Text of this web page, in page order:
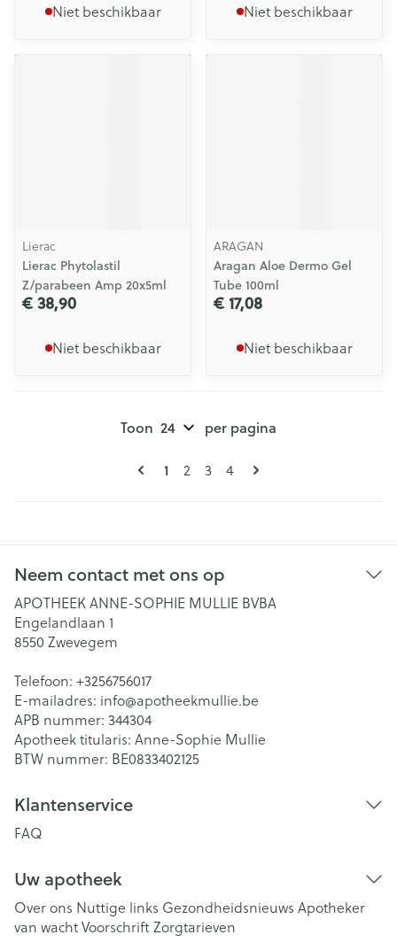
Niet beschikbaar Niet beschikbaar
Lierac
Lierac Phytolastil
Z/parabeen Amp 20x5ml
€ 38,90
Niet beschikbaar
ARAGAN
Aragan Aloe Dermo Gel
Tube 100ml
€ 17,08
Niet beschikbaar
Pagina's
U lees momenteel pagina
1 Pagina
2 Pagina
3 Pagina
4
Toon per pagina
Neem contact met ons op
APOTHEEK ANNE-SOPHIE MULLIE BVBA
Engelandlaan 1
8550 Zwevegem
Telefoon: +3256756017
E-mailadres: info@apotheekmullie.be
APB nummer: 344304
Apotheek titularis: Anne-Sophie Mullie
BTW nummer: BE0833402125
Klantenservice
FAQ
Uw apotheek
Over ons Nuttige links Gezondheidsnieuws Apotheker
van wachtVoorschriftZorgtarieven